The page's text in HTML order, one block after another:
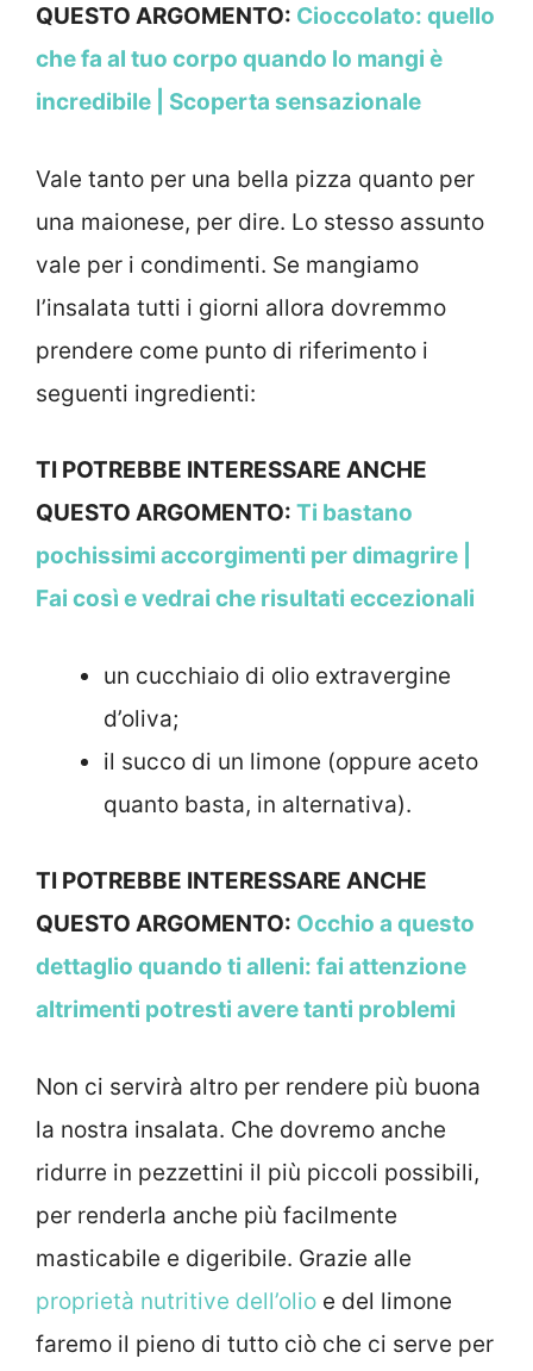
QUESTO ARGOMENTO: Cioccolato: quello
che fa al tuo corpo quando lo mangi è
incredibile | Scoperta sensazionale
Vale tanto per una bella pizza quanto per
una maionese, per dire. Lo stesso assunto
vale per i condimenti. Se mangiamo
l’insalata tutti i giorni allora dovremmo
prendere come punto di riferimento i
seguenti ingredienti:
TI POTREBBE INTERESSARE ANCHE
QUESTO ARGOMENTO: Ti bastano
pochissimi accorgimenti per dimagrire |
Fai così e vedrai che risultati eccezionali
un cucchiaio di olio extravergine
d’oliva;
il succo di un limone (oppure aceto
quanto basta, in alternativa).
TI POTREBBE INTERESSARE ANCHE
QUESTO ARGOMENTO: Occhio a questo
dettaglio quando ti alleni: fai attenzione
altrimenti potresti avere tanti problemi
Non ci servirà altro per rendere più buona
la nostra insalata. Che dovremo anche
ridurre in pezzettini il più piccoli possibili,
per renderla anche più facilmente
masticabile e digeribile. Grazie alle
proprietà nutritive dell’olio e del limone
faremo il pieno di tutto ciò che ci serve per